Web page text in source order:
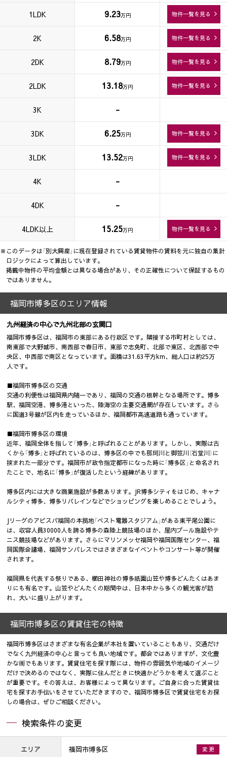
1LDK 9.23万円 物件一覧を見る
2K 6.58万円 物件一覧を見る
2DK 8.79万円 物件一覧を見る
2LDK 13.18万円 物件一覧を見る
3K -
3DK 6.25万円 物件一覧を見る
3LDK 13.52万円 物件一覧を見る
4K -
4DK -
4LDK以上 15.25万円 物件一覧を見る
※このデータは「別大興産」に現在登録されている賃貸物件の賃料を元に独自の集計
ロジックによって算出しています。
掲載中物件の平均金額とは異なる場合があり、その正確性について保証するもの
ではありません。
福岡市博多区のエリア情報
九州経済の中心で九州北部の玄関口
福岡市博多区は、福岡市の東部にある行政区です。隣接する市町村としては、
南東部で大野城市、南西部で春日市、東部で志免町、北部で東区、北西部で中
央区、中西部で南区となっています。面積は31.63平方km、総人口は約25万
人です。
■福岡市博多区の交通
交通の利便性は福岡県内随一であり、福岡の交通の根幹となる場所です。博多
駅、福岡空港、博多港といった、陸海空の主要交通網が存在しています。さら
に国道3号線が区内を走っているほか、福岡都市高速道路も通っています。
■福岡市博多区の環境
近年、福岡全体を指して「博多」と呼ばれることがあります。しかし、実際は古
くから「博多」と呼ばれているのは、博多区の中でも那珂川と御笠川（石堂川）に
挟まれた一部分です。福岡市が政令指定都市になった時に「博多区」と命名され
たことで、地名に「博多」が復活したという経緯があります。
博多区内には大きな商業施設が多数あります。JR博多シティをはじめ、キャナ
ルシティ博多、博多リバレインなどでショッピングを楽しめることでしょう。
Jリーグのアビスパ福岡の本拠地「ベスト電器スタジアム」がある東平尾公園に
は、収容人員30000人を誇る博多の森陸上競技場のほか、屋内プール施設やテ
ニス競技場などがあります。さらにマリンメッセ福岡や福岡国際センター、福
岡国際会議場、福岡サンパレスではさまざまなイベントやコンサート等が開催
されます。
福岡県を代表する祭りである、櫛田神社の博多祇園山笠や博多どんたくはあま
りにも有名です。山笠やどんたくの期間中は、日本中から多くの観光客が訪
れ、大いに盛り上がります。
福岡市博多区の賃貸住宅の特徴
福岡市博多区はさまざまな有名企業が本社を置いていることもあり、交通だけ
でなく九州経済の中心と言っても良い地域です。都会ではありますが、文化豊
かな街でもあります。賃貸住宅を探す際には、物件の雰囲気や地域のイメージ
だけで決めるのではなく、実際に住んだときに快適かどうかを考えて選ぶこと
が重要です。その答えは、お客様によって異なります。ご自身に合った賃貸住
宅を探すお手伝いをさせていただきますので、福岡市博多区で賃貸住宅をお探
しの場合は、ぜひご相談ください。
検索条件の変更
エリア 福岡市博多区 変 更